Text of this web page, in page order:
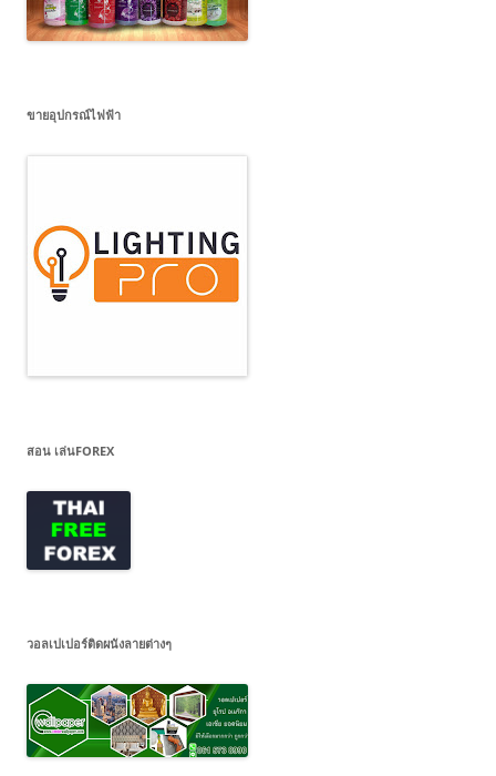
ขายอุปกรณ์ไฟฟ้า
สอน เล่นFOREX
วอลเปเปอร์ติดผนังลายต่างๆ